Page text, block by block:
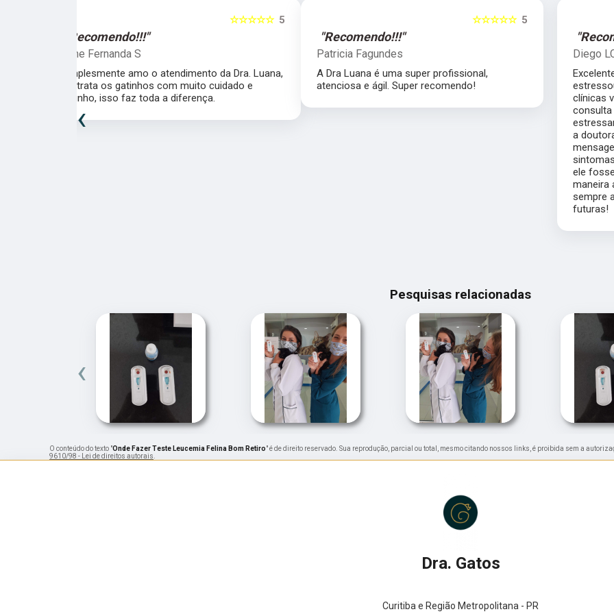
☆☆☆☆☆
"Recomendo!!!"
Patricia Fagundes
A Dra Luana é uma super profissional,
atenciosa e ágil. Super recomendo!
☆☆☆☆☆
"Recomendo!!!"
Diego LCS
Excelente atendimento. Meu gato sempre se
estressou bastante saindo de casa para
consulta domiciliar, que foi muito menos
‹
Pesquisas relacionadas
‹
O conteúdo do texto "Onde Fazer Teste Leucemia Felina Bom Retiro" é de direito reservado. Sua reprodução, parcial ou total, mesmo citando nossos links, é proibida sem a
9610/98 - Lei de direitos autorais.
Dra. Gatos
Curitiba e Região Metropolitana - PR